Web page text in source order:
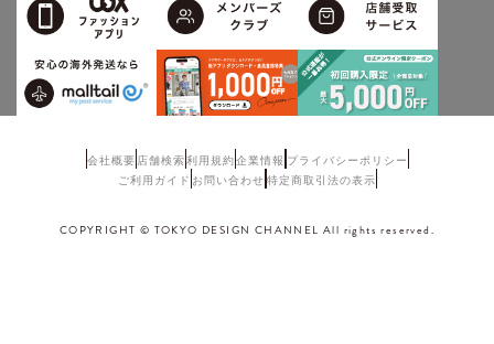
会社概要 店舗検索利用規約企業情報 プライバシーポリシー
ご利用ガイド お問い合わせ 特定商取引法の表示
COPYRIGHT © TOKYO DESIGN CHANNEL All rights reserved.